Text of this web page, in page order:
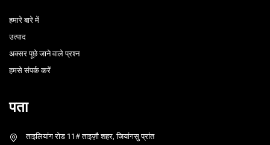
हमारे बारे में
उत्पाद
अक्सर पूछे जाने वाले प्रश्न
हमसे संपर्क करें
पता
ताइलियांग रोड 11# ताइज़ौ शहर, जियांगसु प्रांत